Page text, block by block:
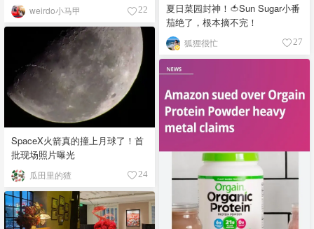
weirdo小马甲 22
夏日菜园封神！🍅Sun Sugar小番
茄绝了，根本摘不完！
狐狸很忙 27
SpaceX火箭真的撞上月球了！首
批现场照片曝光
瓜田里的猹 24